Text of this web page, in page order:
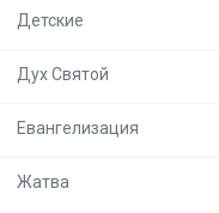
Детские
Дух Святой
Евангелизация
Жатва